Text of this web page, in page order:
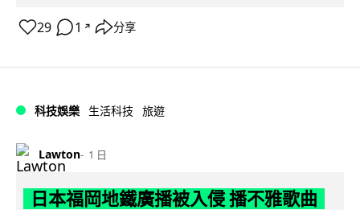
29 1 ↗ 分享
科技娛樂 生活科技 旅遊
Lawton 1 日
日本福岡地鐵廣播被入侵 播不雅歌曲